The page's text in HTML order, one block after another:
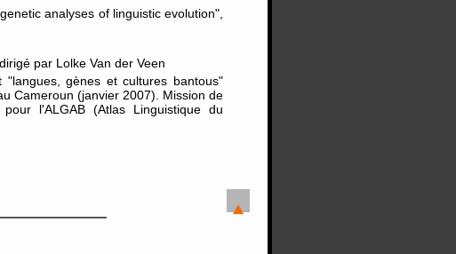
analyses of linguistic evolution",
par Lolke Van der Veen
gènes et cultures bantous"
Cameroun (janvier 2007). Mission de
l'ALGAB (Atlas Linguistique du